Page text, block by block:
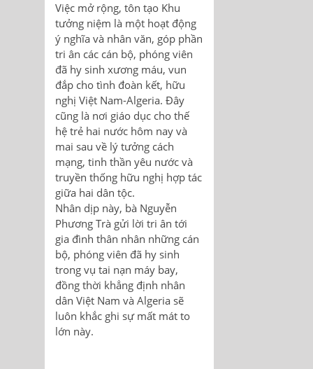
Việc mở rộng, tôn tạo Khu
tưởng niệm là một hoạt động
ý nghĩa và nhân văn, góp phần
tri ân các cán bộ, phóng viên
đã hy sinh xương máu, vun
đắp cho tình đoàn kết, hữu
nghị Việt Nam-Algeria. Đây
cũng là nơi giáo dục cho thế
hệ trẻ hai nước hôm nay và
mai sau về lý tưởng cách
mạng, tinh thần yêu nước và
truyền thống hữu nghị hợp tác
giữa hai dân tộc.
Nhân dịp này, bà Nguyễn
Phương Trà gửi lời tri ân tới
gia đình thân nhân những cán
bộ, phóng viên đã hy sinh
trong vụ tai nạn máy bay,
đồng thời khẳng định nhân
dân Việt Nam và Algeria sẽ
luôn khắc ghi sự mất mát to
lớn này.